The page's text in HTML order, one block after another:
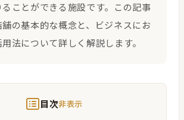
ことができる施設です。この記事
の基本的な概念と、ビジネスにお
法について詳しく解説します。
目次非表示